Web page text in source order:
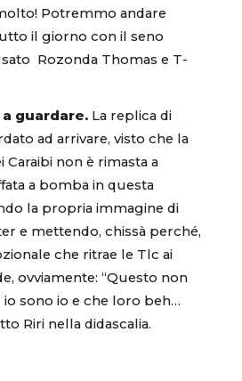
Potremmo andare
il giorno con il seno
Rozonda Thomas e T-
guardare. La replica di
ad arrivare, visto che la
non è rimasta a
a bomba in questa
la propria immagine di
e mettendo, chissà perché,
che ritrae le Tlc ai
ovviamente: “Questo non
sono io e che loro beh…
Riri nella didascalia.